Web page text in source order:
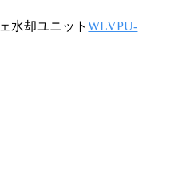
水却ユニットWLVPU-